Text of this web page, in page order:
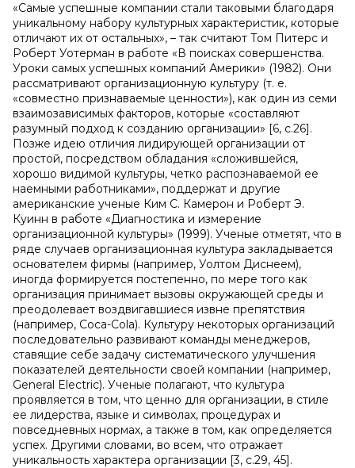
«Самые ус­пешные компании стали таковыми благодаря
уникальному набо­ру культурных характеристик, которые
отличают их от остальных», – так считают Том Питерс и
Роберт Уотерман в работе «В поисках совершенства.
Уроки самых успешных компаний Америки» (1982). Они
рассматривают организационную культуру (т. е.
«совместно признаваемые ценности»), как один из семи
взаимозависимых факторов, которые «составляют
разумный подход к созданию организации» [6, с.26].
Позже идею отличия лидирующей организации от
простой, посредством обладания «сложившейся,
хорошо видимой культуры, четко распознаваемой ее
наемными работниками», поддержат и другие
американские ученые Ким С. Камерон и Роберт Э.
Куинн в работе «Диагностика и измерение
организационной культуры» (1999). Ученые отметят, что в
ряде случаев организационная культура закладывается
основателем фирмы (например, Уолтом Диснеем),
иногда формируется постепенно, по мере того как
организация принимает вызовы окружающей среды и
преодолевает воздвигавшиеся извне препятствия
(например, Coca-Cola). Культуру некоторых организаций
последовательно развивают команды менеджеров,
ставящие себе задачу систематического улучшения
показателей деятельности своей компании (например,
General Electric). Ученые полагают, что культура
проявляется в том, что ценно для организации, в стиле
ее лидерства, языке и символах, процедурах и
повседневных нормах, а также в том, как определяется
успех. Другими словами, во всем, что отражает
уникальность характера организации [3, с.29, 45].